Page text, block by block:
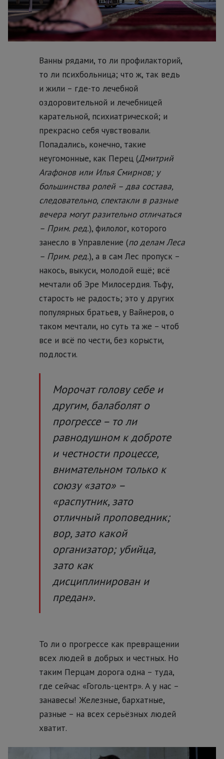
Ванны рядами, то ли профилакторий,
то ли психбольница; что ж, так ведь
и жили – где-то лечебной
оздоровительной и лечебницей
карательной, психиатрической; и
прекрасно себя чувствовали.
Попадались, конечно, такие
неугомонные, как Перец (Дмитрий
Агафонов или Илья Смирнов; у
большинства ролей – два состава,
следовательно, спектакли в разные
вечера могут разительно отличаться
– Прим. ред.), филолог, которого
занесло в Управление (по делам Леса
– Прим. ред.), а в сам Лес пропуск –
накось, выкуси, молодой ещё; всё
мечтали об Эре Милосердия. Тьфу,
старость не радость; это у других
популярных братьев, у Вайнеров, о
таком мечтали, но суть та же – чтоб
все и всё по чести, без корысти,
подлости.
Морочат голову себе и
другим, балаболят о
прогрессе – то ли
равнодушном к доброте
и честности процессе,
внимательном только к
союзу «зато» –
«распутник, зато
отличный проповедник;
вор, зато какой
организатор; убийца,
зато как
дисциплинирован и
предан».
То ли о прогрессе как превращении
всех людей в добрых и честных. Но
таким Перцам дорога одна – туда,
где сейчас «Гоголь-центр». А у нас –
занавесы! Железные, бархатные,
разные – на всех серьёзных людей
хватит.